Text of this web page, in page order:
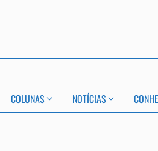
COLUNAS NOTÍCIAS